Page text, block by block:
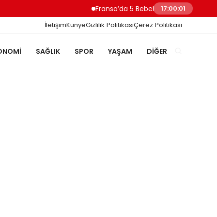
Fransa’da 5 Bebek Cesedi Bulundu
17:00:01
İletişimKünyeGizlilik PolitikasıÇerez Politikası
SAĞLIK SPOR YAŞAM DIĞER